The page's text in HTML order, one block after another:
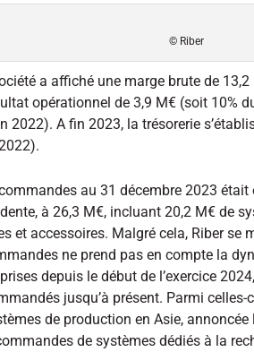
© Riber
a affiché une marge brute de
opérationnel de 3,9 M€ (soit 10%
2022). A fin 2023, la trésorerie
au 31 décembre 2023 était
à 26,3 M€, incluant 20,2 M€ de
et accessoires. Malgré cela, Riber se
ne prend pas en compte la
depuis le début de l’exercice
jusqu’à présent. Parmi
de production en Asie,
de systèmes dédiés à la